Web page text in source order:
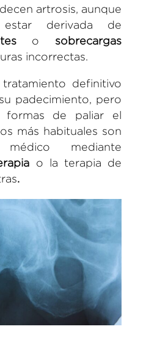
artrosis, aunque
derivada de
o sobrecargas
incorrectas.
definitivo
padecimiento, pero
formas de paliar el
más habituales son
mediante
o la terapia de
.